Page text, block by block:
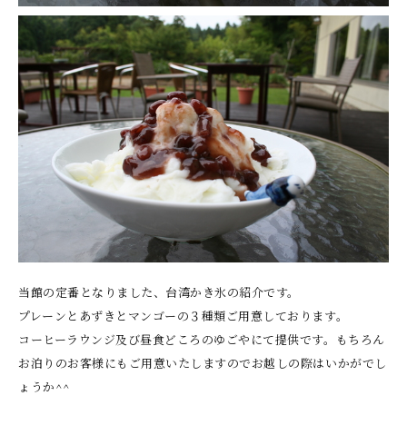
当館の定番となりました、台湾かき氷の紹介です。
プレーンとあずきとマンゴーの３種類ご用意しております。
コーヒーラウンジ及び昼食どころのゆごやにて提供です。もちろん
お泊りのお客様にもご用意いたしますのでお越しの際はいかがでし
ょうか^^